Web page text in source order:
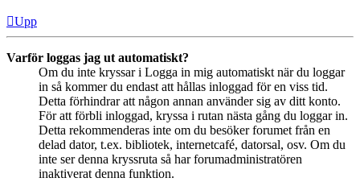
Upp
Varför loggas jag ut automatiskt?
Om du inte kryssar i Logga in mig automatiskt när du loggar
in så kommer du endast att hållas inloggad för en viss tid.
Detta förhindrar att någon annan använder sig av ditt konto.
För att förbli inloggad, kryssa i rutan nästa gång du loggar in.
Detta rekommenderas inte om du besöker forumet från en
delad dator, t.ex. bibliotek, internetcafé, datorsal, osv. Om du
inte ser denna kryssruta så har forumadministratören
inaktiverat denna funktion.